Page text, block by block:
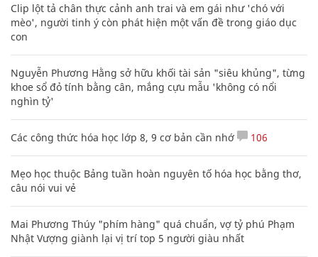
Clip lột tả chân thực cảnh anh trai và em gái như 'chó với
mèo', người tinh ý còn phát hiện một vấn đề trong giáo dục
con
Nguyễn Phương Hằng sở hữu khối tài sản "siêu khủng", từng
khoe sổ đỏ tính bằng cân, mắng cựu mẫu 'không có nổi
nghìn tỷ'
Các công thức hóa học lớp 8, 9 cơ bản cần nhớ 106
Mẹo học thuộc Bảng tuần hoàn nguyên tố hóa học bằng thơ,
câu nói vui vẻ
Mai Phương Thúy "phím hàng" quá chuẩn, vợ tỷ phú Phạm
Nhật Vượng giành lại vị trí top 5 người giàu nhất